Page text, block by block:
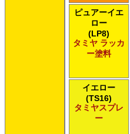
ピュアーイエ
ロー
(LP8)
タミヤ ラッカ
ー塗料
イエロー
(TS16)
タミヤスプレ
ー